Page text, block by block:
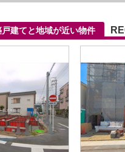
建てと地域が近い物件